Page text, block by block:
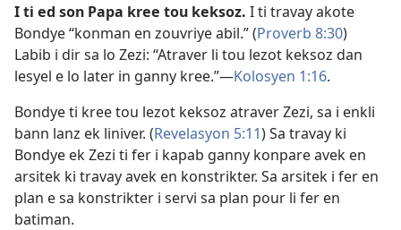
I ti ed son Papa kree tou keksoz. I ti travay akote
Bondye “konman en zouvriye abil.” (Proverb 8:30)
Labib i dir sa lo Zezi: “Atraver li tou lezot keksoz dan
lesyel e lo later in ganny kree.”​—Kolosyen 1:16.
Bondye ti kree tou lezot keksoz atraver Zezi, sa i enkli
bann lanz ek liniver. (Revelasyon 5:11) Sa travay ki
Bondye ek Zezi ti fer i kapab ganny konpare avek en
arsitek ki travay avek en konstrikter. Sa arsitek i fer en
plan e sa konstrikter i servi sa plan pour li fer en
batiman.